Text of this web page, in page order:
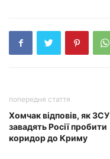
попередня стаття
Хомчак відповів, як ЗСУ
завадять Росії пробити
коридор до Криму